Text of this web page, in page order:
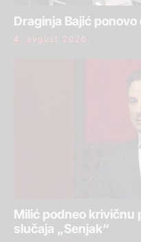
Draginja Bajić
4. avgust 2026.
Milić podneo krivičnu
slučaja „Senjak“